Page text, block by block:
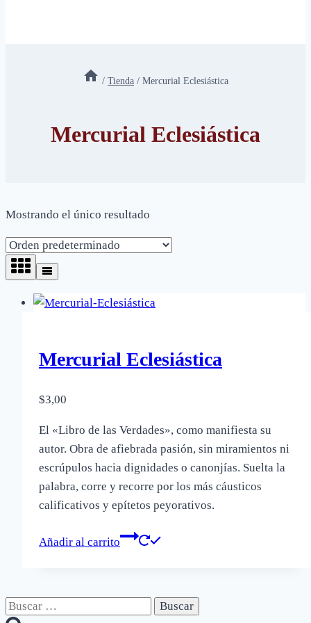
/ Tienda / Mercurial Eclesiástica
Mercurial Eclesiástica
Mostrando el único resultado
Mercurial Eclesiástica
$3,00
El «Libro de las Verdades», como manifiesta su
autor. Obra de afiebrada pasión, sin miramientos ni
escrúpulos hacia dignidades o canonjías. Suelta la
palabra, corre y recorre por los más cáusticos
calificativos y epítetos peyorativos.
Añadir al carrito
Buscar: